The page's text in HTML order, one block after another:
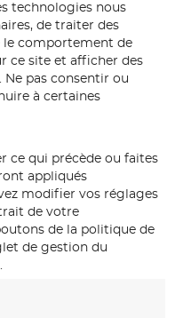
technologies nous
de traiter des
le comportement de
ce site et afficher des
Ne pas consentir ou
à certaines
ce qui précède ou faites
appliqués
modifier vos réglages
de votre
de la politique de
de gestion du
cours intérieure